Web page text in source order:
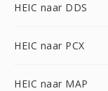
HEIC naar DDS
HEIC naar PCX
HEIC naar MAP